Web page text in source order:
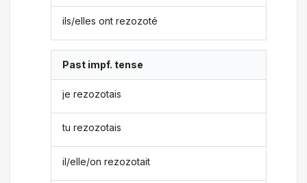
ils/elles ont rezozoté
Past impf. tense
je rezozotais
tu rezozotais
il/elle/on rezozotait